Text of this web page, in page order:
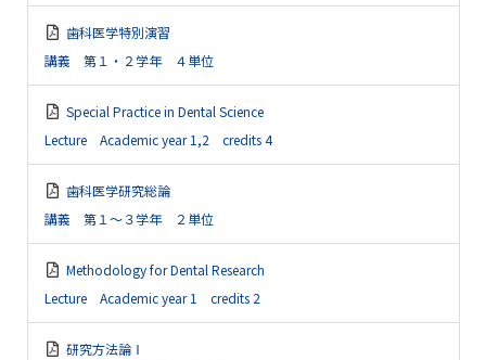
歯科医学特別演習
講義 第１・２学年 ４単位
Special Practice in Dental Science
Lecture Academic year 1,2 credits 4
歯科医学研究総論
講義 第１～３学年 ２単位
Methodology for Dental Research
Lecture Academic year 1 credits 2
研究方法論Ⅰ